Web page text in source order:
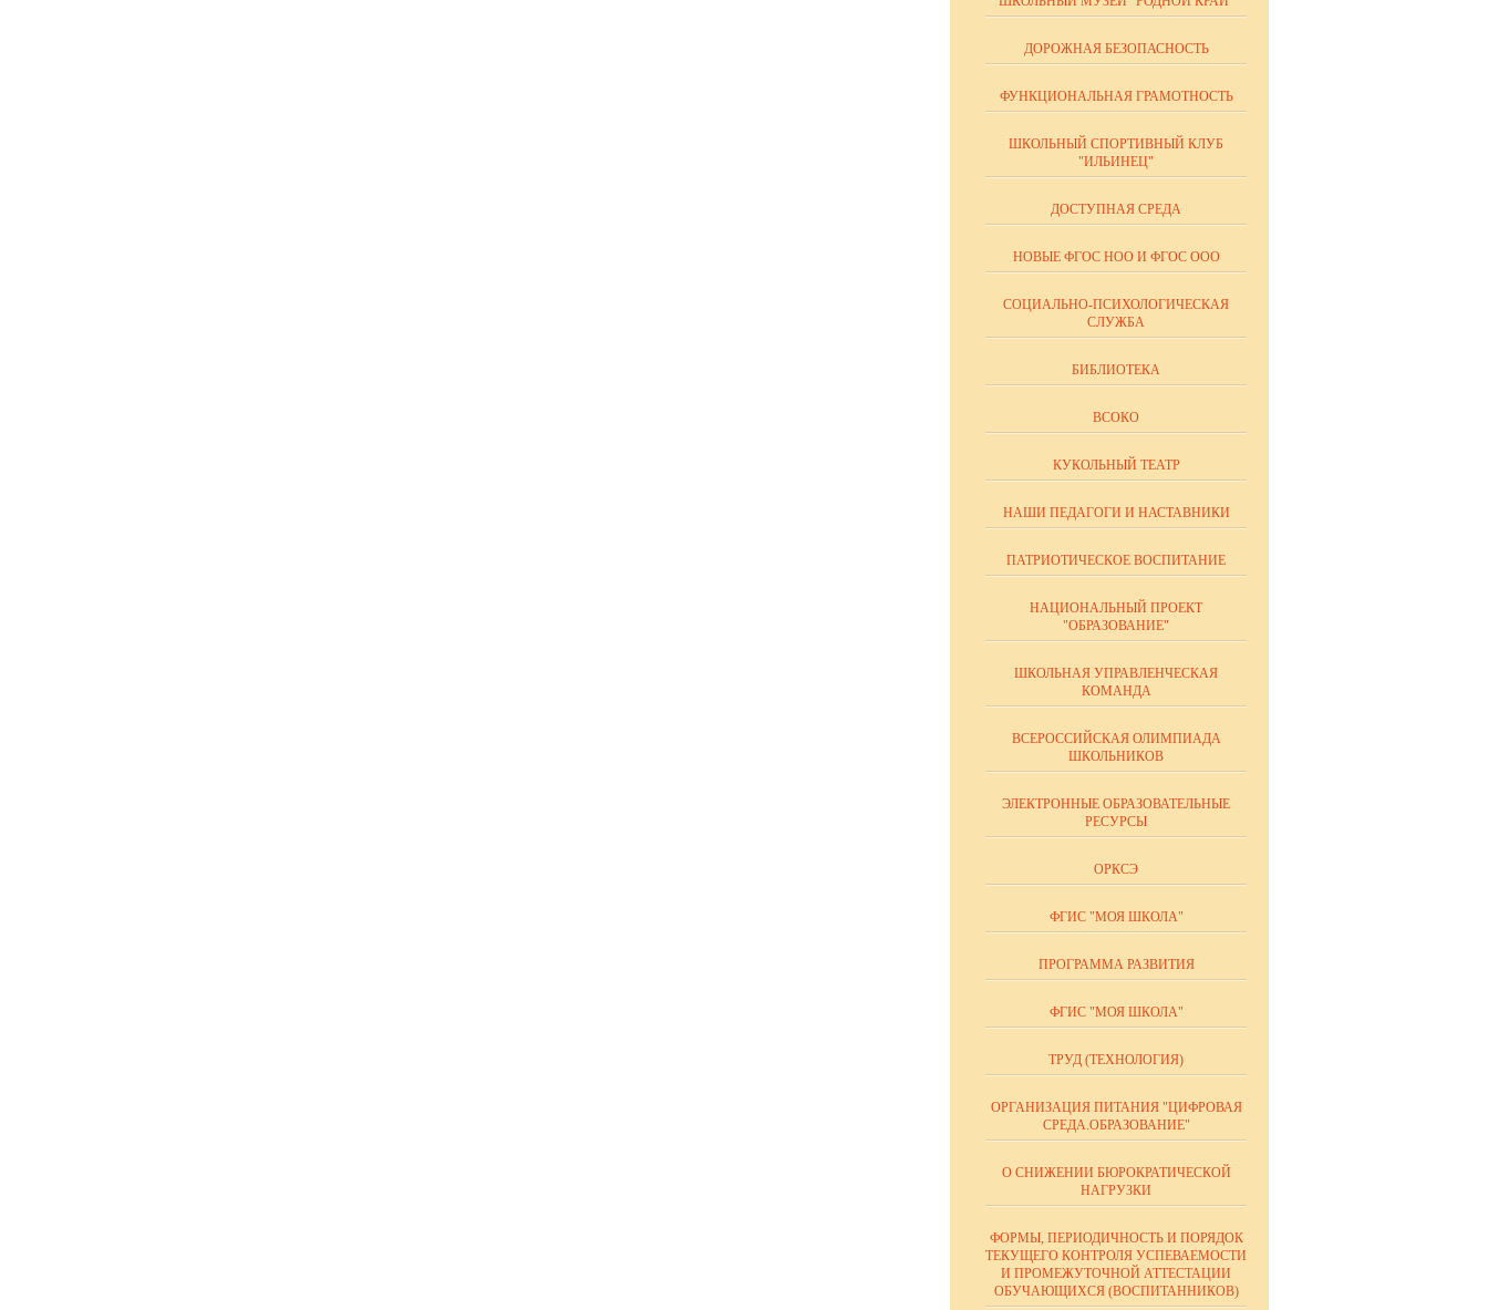
ДОРОЖНАЯ БЕЗОПАСНОСТЬ
ФУНКЦИОНАЛЬНАЯ ГРАМОТНОСТЬ
ШКОЛЬНЫЙ СПОРТИВНЫЙ КЛУБ
"ИЛЬИНЕЦ"
ДОСТУПНАЯ СРЕДА
НОВЫЕ ФГОС НОО И ФГОС ООО
СОЦИАЛЬНО-ПСИХОЛОГИЧЕСКАЯ
СЛУЖБА
БИБЛИОТЕКА
ВСОКО
КУКОЛЬНЫЙ ТЕАТР
НАШИ ПЕДАГОГИ И НАСТАВНИКИ
ПАТРИОТИЧЕСКОЕ ВОСПИТАНИЕ
НАЦИОНАЛЬНЫЙ ПРОЕКТ
"ОБРАЗОВАНИЕ"
ШКОЛЬНАЯ УПРАВЛЕНЧЕСКАЯ
КОМАНДА
ВСЕРОССИЙСКАЯ ОЛИМПИАДА
ШКОЛЬНИКОВ
ЭЛЕКТРОННЫЕ ОБРАЗОВАТЕЛЬНЫЕ
РЕСУРСЫ
ОРКСЭ
ФГИС "МОЯ ШКОЛА"
ПРОГРАММА РАЗВИТИЯ
ФГИС "МОЯ ШКОЛА"
ТРУД (ТЕХНОЛОГИЯ)
ОРГАНИЗАЦИЯ ПИТАНИЯ "ЦИФРОВАЯ
СРЕДА.ОБРАЗОВАНИЕ"
О СНИЖЕНИИ БЮРОКРАТИЧЕСКОЙ
НАГРУЗКИ
ФОРМЫ, ПЕРИОДИЧНОСТЬ И ПОРЯДОК
ТЕКУЩЕГО КОНТРОЛЯ УСПЕВАЕМОСТИ
И ПРОМЕЖУТОЧНОЙ АТТЕСТАЦИИ
ОБУЧАЮЩИХСЯ (ВОСПИТАННИКОВ)